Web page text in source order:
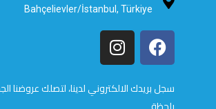
Bahçelievler/İstanbul, Türkiye
سجل بريدك الالكتروني لدينا، لتصلك عروضنا